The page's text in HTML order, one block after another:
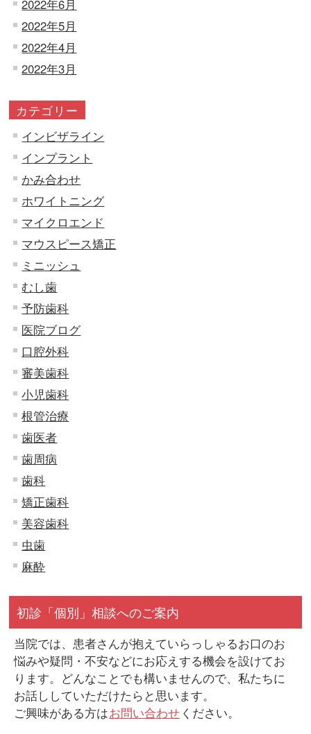
2022年6月
2022年5月
2022年4月
2022年3月
カテゴリー
インビザライン
インプラント
かみ合わせ
ホワイトニング
マイクロエンド
マウスピース矯正
ミニッシュ
むし歯
予防歯科
医院ブログ
口腔外科
審美歯科
小児歯科
根管治療
歯医者
歯周病
歯科
矯正歯科
美容歯科
虫歯
麻酔
初診「個別」相談へのご案内
当院では、患者さんが抱えていらっしゃるお口のお
悩みや疑問・不安などにお応えする機会を設けてお
ります。どんなことでも構いませんので、私たちに
お話ししていただけたらと思います。
ご興味がある方はお問い合わせ ください。